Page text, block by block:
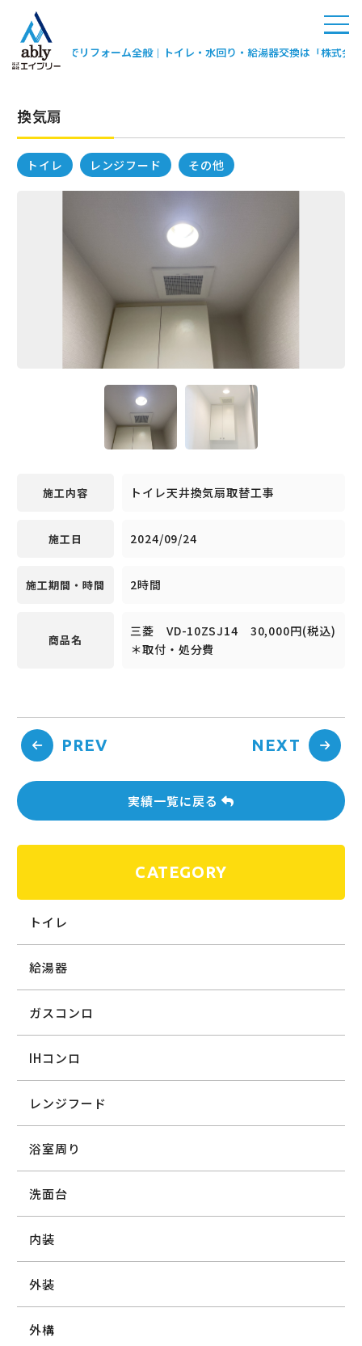
ォーム
全般｜
トイ
町田市でリフォーム全般｜トイレ・水回り・給湯器交換は「株式会
換気扇
トイレ レンジフード その他
施工内容 トイレ天井換気扇取替工事
施工日 2024/09/24
施工期間・時間 2時間
商品名
三菱 VD-10ZSJ14 30,000円(税込)
＊取付・処分費
PREV NEXT
実績一覧に戻る
CATEGORY
トイレ
給湯器
ガスコンロ
IHコンロ
レンジフード
浴室周り
洗面台
内装
外装
外構